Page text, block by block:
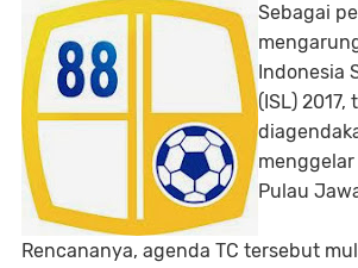
Sebagai
Indonesia
(ISL)
Pulau
Rencananya, agenda TC tersebut